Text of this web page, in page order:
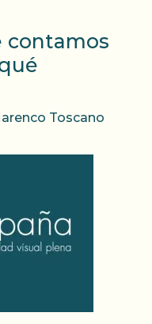
contamos
Toscano